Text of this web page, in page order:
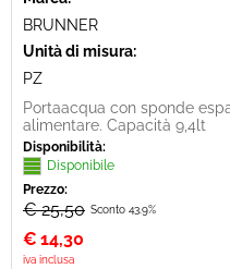
BRUNNER
Unità di misura:
PZ
Portaacqua con sponde
alimentare. Capacità 9,4lt
Disponibilità:
Disponibile
Prezzo:
€ 25,50 Sconto 43.9%
€ 14,30
iva inclusa